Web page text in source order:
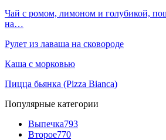
Чай с ромом, лимоном и голубикой,
на…
Рулет из лаваша на сковороде
Каша с морковью
Пицца бьянка (Pizza Bianca)
Популярные категории
Выпечка793
Второе770